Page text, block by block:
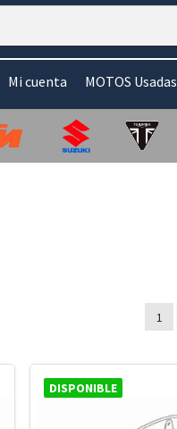
Mi cuenta MOTOS Usadas
1
DISPONIBLE